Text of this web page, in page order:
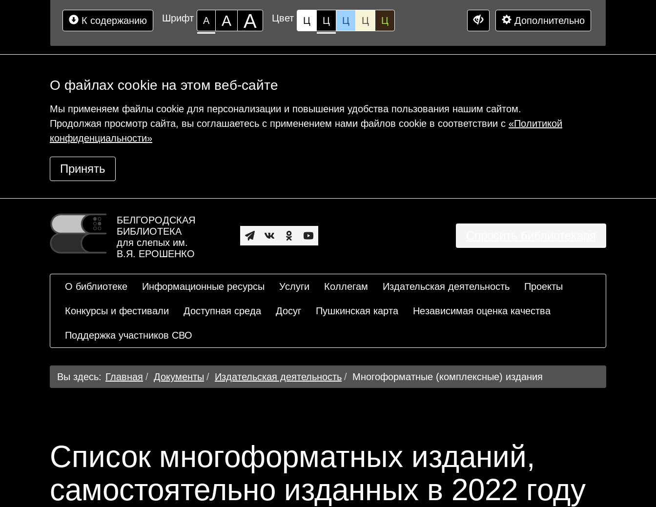
К содержанию Шрифт А А А Цвет Ц Ц Ц Ц Ц Дополнительно
О файлах cookie на этом веб-сайте
Мы применяем файлы cookie для персонализации и повышения удобства пользования нашим сайтом.
Продолжая просмотр сайта, вы соглашаетесь с применением нами файлов cookie в соответствии с «Политикой
конфиденциальности»
Принять
БЕЛГОРОДСКАЯ
БИБЛИОТЕКА
для слепых им.
В.Я. ЕРОШЕНКО
О библиотеке Информационные ресурсы Услуги Коллегам Издательская деятельность Проекты
Конкурсы и фестивали Доступная среда Досуг Пушкинская карта Независимая оценка качества
Поддержка участников СВО
Вы здесь: Главная Документы Издательская деятельность Многоформатные (комплексные) издания
Список многоформатных изданий,
самостоятельно изданных в 2022 году